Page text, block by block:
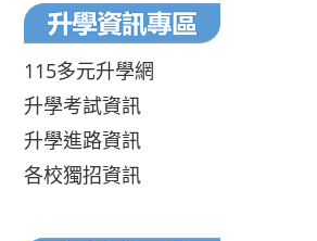
115多元升學網
升學考試資訊
升學進路資訊
各校獨招資訊